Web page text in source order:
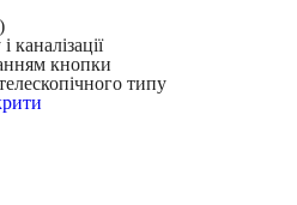
кнопки
типу